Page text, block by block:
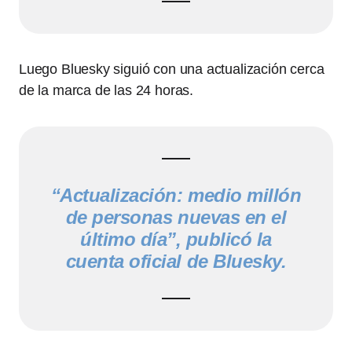
Luego Bluesky siguió con una actualización cerca
de la marca de las 24 horas.
“Actualización: medio millón
de personas nuevas en el
último día”, publicó la
cuenta oficial de Bluesky.